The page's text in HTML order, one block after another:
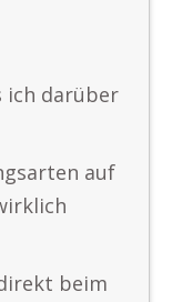
ich darüber
auf
beim